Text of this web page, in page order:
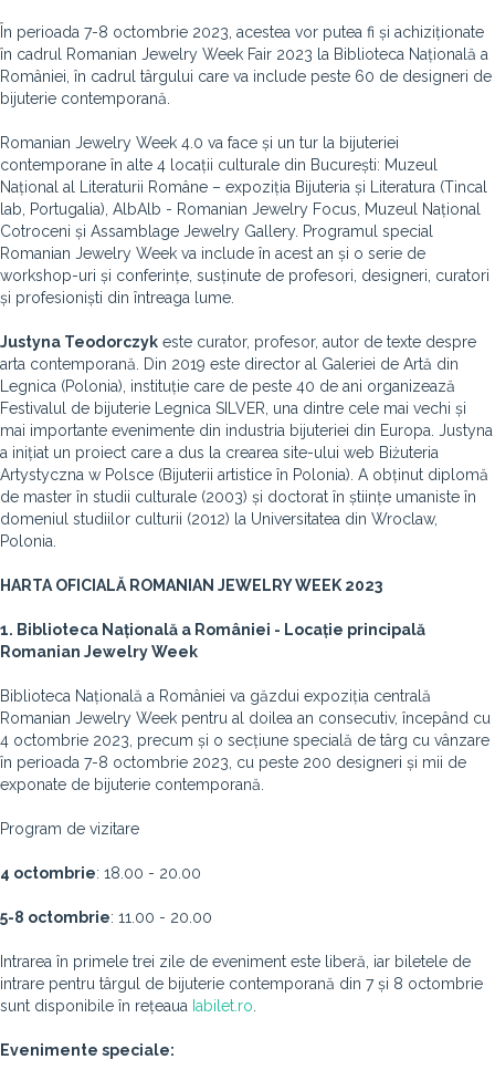
În perioada 7-8 octombrie 2023, acestea vor putea fi și achiziționate
în cadrul Romanian Jewelry Week Fair 2023 la Biblioteca Națională a
României, în cadrul târgului care va include peste 60 de designeri de
bijuterie contemporană.
Romanian Jewelry Week 4.0 va face și un tur la bijuteriei
contemporane în alte 4 locații culturale din București: Muzeul
Național al Literaturii Române – expoziția Bijuteria și Literatura (Tincal
lab, Portugalia), AlbAlb - Romanian Jewelry Focus, Muzeul Național
Cotroceni și Assamblage Jewelry Gallery. Programul special
Romanian Jewelry Week va include în acest an și o serie de
workshop-uri și conferințe, susținute de profesori, designeri, curatori
și profesioniști din întreaga lume.
Justyna Teodorczyk este curator, profesor, autor de texte despre
arta contemporană. Din 2019 este director al Galeriei de Artă din
Legnica (Polonia), instituție care de peste 40 de ani organizează
Festivalul de bijuterie Legnica SILVER, una dintre cele mai vechi și
mai importante evenimente din industria bijuteriei din Europa. Justyna
a inițiat un proiect care a dus la crearea site-ului web Biżuteria
Artystyczna w Polsce (Bijuterii artistice în Polonia). A obținut diplomă
de master în studii culturale (2003) și doctorat în științe umaniste în
domeniul studiilor culturii (2012) la Universitatea din Wroclaw,
Polonia.
HARTA OFICIALĂ ROMANIAN JEWELRY WEEK 2023
1. Biblioteca Națională a României - Locație principală
Romanian Jewelry Week
Biblioteca Națională a României va găzdui expoziția centrală
Romanian Jewelry Week pentru al doilea an consecutiv, începând cu
4 octombrie 2023, precum și o secțiune specială de târg cu vânzare
în perioada 7-8 octombrie 2023, cu peste 200 designeri și mii de
exponate de bijuterie contemporană.
Program de vizitare
4 octombrie: 18.00 - 20.00
5-8 octombrie: 11.00 - 20.00
Intrarea în primele trei zile de eveniment este liberă, iar biletele de
intrare pentru târgul de bijuterie contemporană din 7 și 8 octombrie
sunt disponibile în rețeaua Iabilet.ro
Evenimente speciale: